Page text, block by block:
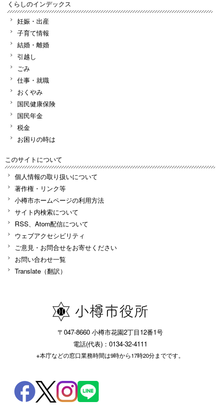
くらしのインデックス
妊娠・出産
子育て情報
結婚・離婚
引越し
ごみ
仕事・就職
おくやみ
国民健康保険
国民年金
税金
お困りの時は
このサイトについて
個人情報の取り扱いについて
著作権・リンク等
小樽市ホームページの利用方法
サイト内検索について
RSS、Atom配信について
ウェブアクセシビリティ
ご意見・お問合せをお寄せください
お問い合わせ一覧
Translate（翻訳）
〒047-8660 小樽市花園2丁目12番1号
電話(代表)：0134-32-4111
※本庁などの窓口業務時間は9時から17時20分までです。